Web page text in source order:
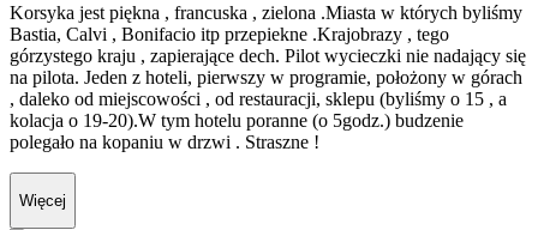
Korsyka jest piękna , francuska , zielona .Miasta w których byliśmy
Bastia, Calvi , Bonifacio itp przepiekne .Krajobrazy , tego
górzystego kraju , zapierające dech. Pilot wycieczki nie nadający się
na pilota. Jeden z hoteli, pierwszy w programie, położony w górach
, daleko od miejscowości , od restauracji, sklepu (byliśmy o 15 , a
kolacja o 19-20).W tym hotelu poranne (o 5godz.) budzenie
polegało na kopaniu w drzwi . Straszne !
Więcej